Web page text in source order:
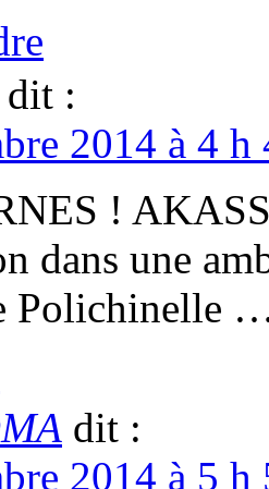
dit :
2014 à 4
!
dans une
dit :
2014 à 5